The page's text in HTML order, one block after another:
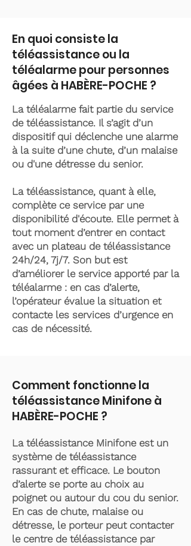
En quoi consiste la
téléassistance ou la
téléalarme pour personnes
âgées à HABÈRE-POCHE ?
La téléalarme fait partie du service
de téléassistance. Il s’agit d’un
dispositif qui déclenche une alarme
à la suite d’une chute, d’un malaise
ou d'une détresse du senior.
La téléassistance, quant à elle,
complète ce service par une
disponibilité d'écoute. Elle permet à
tout moment d’entrer en contact
avec un plateau de téléassistance
24h/24, 7j/7. Son but est
d’améliorer le service apporté par la
téléalarme : en cas d’alerte,
l’opérateur évalue la situation et
contacte les services d’urgence en
cas de nécessité.
Comment fonctionne la
téléassistance Minifone à
HABÈRE-POCHE ?
La téléassistance Minifone est un
système de téléassistance
rassurant et efficace. Le bouton
d’alerte se porte au choix au
poignet ou autour du cou du senior.
En cas de chute, malaise ou
détresse, le porteur peut contacter
le centre de téléassistance par